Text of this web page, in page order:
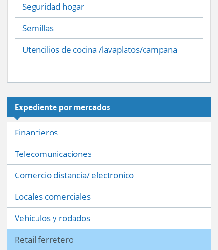
Seguridad hogar
Semillas
Utencilios de cocina /lavaplatos/campana
Expediente por mercados
Financieros
Telecomunicaciones
Comercio distancia/ electronico
Locales comerciales
Vehiculos y rodados
Retail ferretero